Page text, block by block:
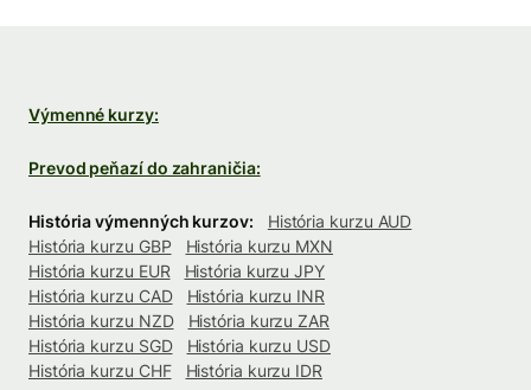
Výmenné kurzy:
Prevod peňazí do zahraničia:
História výmenných kurzov:
História kurzu AUD
História kurzu GBP
História kurzu MXN
História kurzu EUR
História kurzu JPY
História kurzu CAD
História kurzu INR
História kurzu NZD
História kurzu ZAR
História kurzu SGD
História kurzu USD
História kurzu CHF
História kurzu IDR